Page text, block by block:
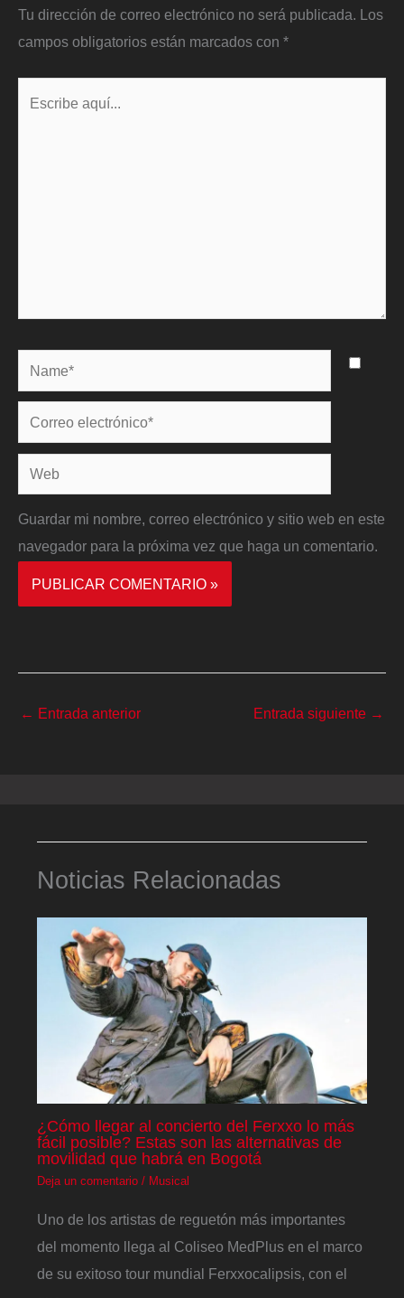
Tu dirección de correo electrónico no será publicada.
Los
campos obligatorios están marcados con *
Name*
Correo
electrónico*
Web
Guardar mi nombre, correo electrónico y sitio web en este
navegador para la próxima vez que haga un comentario.
← Entrada anterior Entrada siguiente →
Noticias Relacionadas
¿Cómo llegar al concierto del Ferxxo lo más
fácil posible? Estas son las alternativas de
movilidad que habrá en Bogotá
Deja un comentario / Musical
Uno de los artistas de reguetón más importantes
del momento llega al Coliseo MedPlus en el marco
de su exitoso tour mundial Ferxxocalipsis, con el